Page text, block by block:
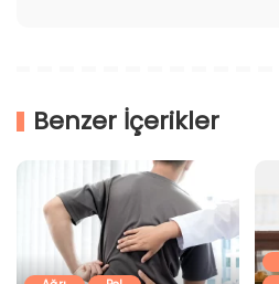
Benzer İçerikler